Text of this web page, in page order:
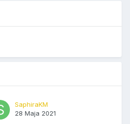
SaphiraKM
28 Maja 2021